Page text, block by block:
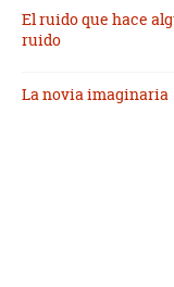
El ruido que hace
ruido
La novia imaginaria